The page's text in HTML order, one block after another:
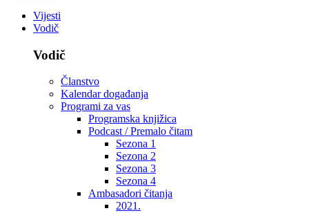
Vijesti
Vodič
Vodič
Članstvo
Kalendar događanja
Programi za vas
Programska knjižica
Podcast / Premalo čitam
Sezona 1
Sezona 2
Sezona 3
Sezona 4
Ambasadori čitanja
2021.